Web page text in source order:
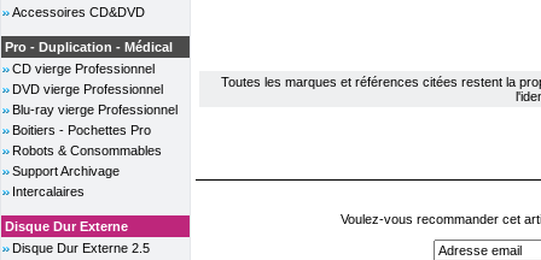
Accessoires CD&DVD
Pro - Duplication - Médical
CD vierge Professionnel
DVD vierge Professionnel
Blu-ray vierge Professionnel
Boitiers - Pochettes Pro
Robots & Consommables
Support Archivage
Intercalaires
Disque Dur Externe
Disque Dur Externe 2.5
Toutes les marques et références citées restent la
Voulez-vous recommander cet